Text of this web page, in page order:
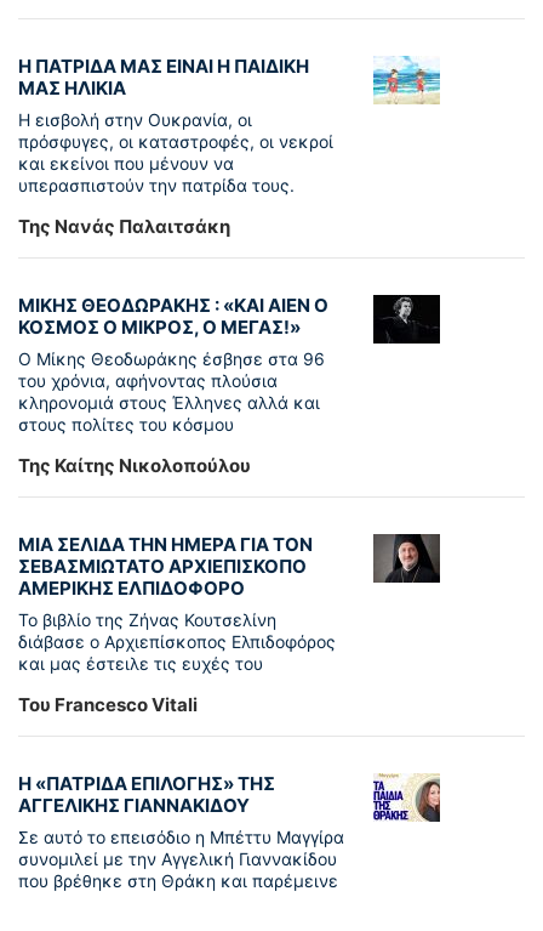
Η ΠΑΤΡΙΔΑ ΜΑΣ ΕΙΝΑΙ Η ΠΑΙΔΙΚΗ
ΜΑΣ ΗΛΙΚΙΑ
Η εισβολή στην Ουκρανία, οι
πρόσφυγες, οι καταστροφές, οι νεκροί
και εκείνοι που μένουν να
υπερασπιστούν την πατρίδα τους.
Της Νανάς Παλαιτσάκη
ΜΙΚΗΣ ΘΕΟΔΩΡΑΚΗΣ : «KAI ΑΙΕΝ Ο
ΚΟΣΜΟΣ Ο ΜΙΚΡΟΣ, Ο ΜΕΓΑΣ!»
Ο Μίκης Θεοδωράκης έσβησε στα 96
του χρόνια, αφήνοντας πλούσια
κληρονομιά στους Έλληνες αλλά και
στους πολίτες του κόσμου
Της Καίτης Νικολοπούλου
ΜΙΑ ΣΕΛΙΔΑ ΤΗΝ ΗΜΕΡΑ ΓΙΑ ΤΟΝ
ΣΕΒΑΣΜΙΩΤΑΤΟ ΑΡΧΙΕΠΙΣΚΟΠΟ
ΑΜΕΡΙΚΗΣ ΕΛΠΙΔΟΦΟΡΟ
Το βιβλίο της Ζήνας Κουτσελίνη
διάβασε ο Αρχιεπίσκοπος Ελπιδοφόρος
και μας έστειλε τις ευχές του
Του Francesco Vitali
Η «ΠΑΤΡΊΔΑ ΕΠΙΛΟΓΉΣ» ΤΗΣ
ΑΓΓΕΛΙΚΉΣ ΓΙΑΝΝΑΚΊΔΟΥ
Σε αυτό το επεισόδιο η Μπέττυ Μαγγίρα
συνομιλεί με την Αγγελική Γιαννακίδου
που βρέθηκε στη Θράκη και παρέμεινε